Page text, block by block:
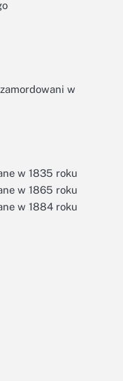
w
w 1835 roku
w 1865 roku
w 1884 roku